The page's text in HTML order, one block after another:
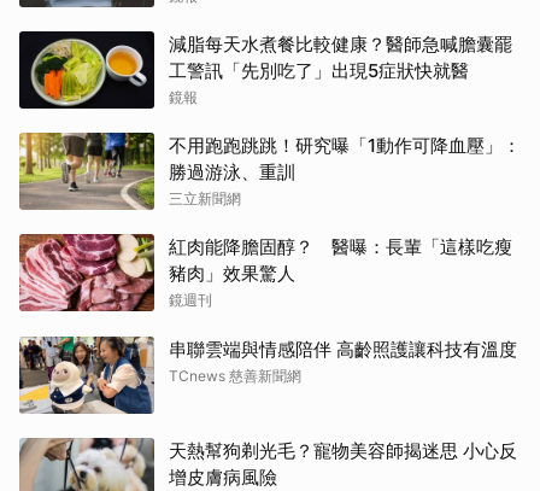
減脂每天水煮餐比較健康？醫師急喊膽囊罷
工警訊「先別吃了」出現5症狀快就醫
鏡報
不用跑跑跳跳！研究曝「1動作可降血壓」：
勝過游泳、重訓
三立新聞網
紅肉能降膽固醇？ 醫曝：長輩「這樣吃瘦
豬肉」效果驚人
鏡週刊
串聯雲端與情感陪伴 高齡照護讓科技有溫度
TCnews 慈善新聞網
天熱幫狗剃光毛？寵物美容師揭迷思 小心反
增皮膚病風險